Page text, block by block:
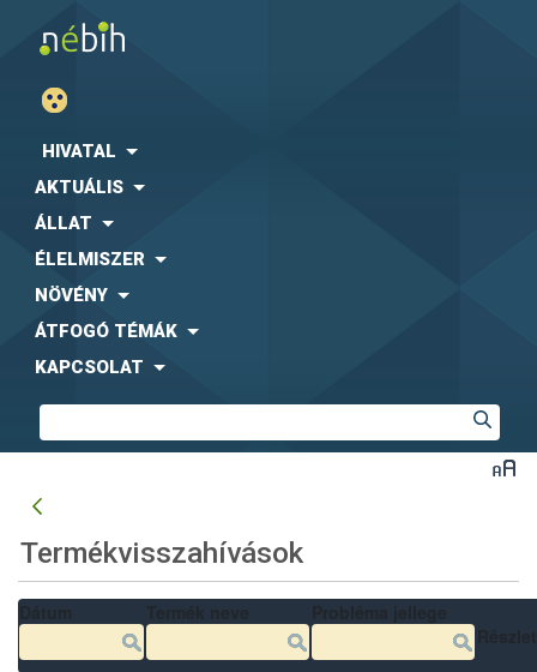
HIVATAL
AKTUÁLIS
ÁLLAT
ÉLELMISZER
NÖVÉNY
ÁTFOGÓ TÉMÁK
KAPCSOLAT
Termékvisszahívások